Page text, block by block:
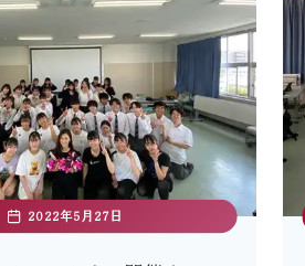
2022年5月27日